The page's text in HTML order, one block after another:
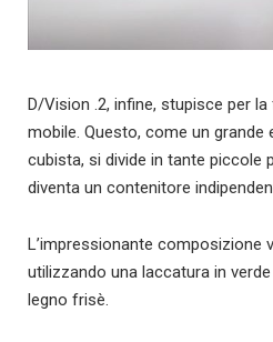
D/Vision .2, infine, stupisce per
mobile. Questo, come un grande
cubista, si divide in tante piccole
diventa un contenitore
L’impressionante composizione
utilizzando una laccatura in
legno frisè.